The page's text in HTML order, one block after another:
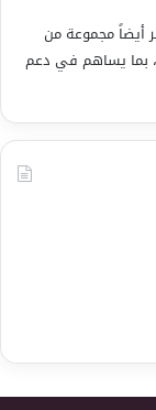
أيضاً مجموعة من
بما يساهم في دعم